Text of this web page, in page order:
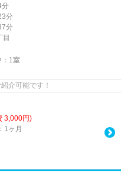
分
分
分
目
1室
介可能です！
3,000円)
1ヶ月